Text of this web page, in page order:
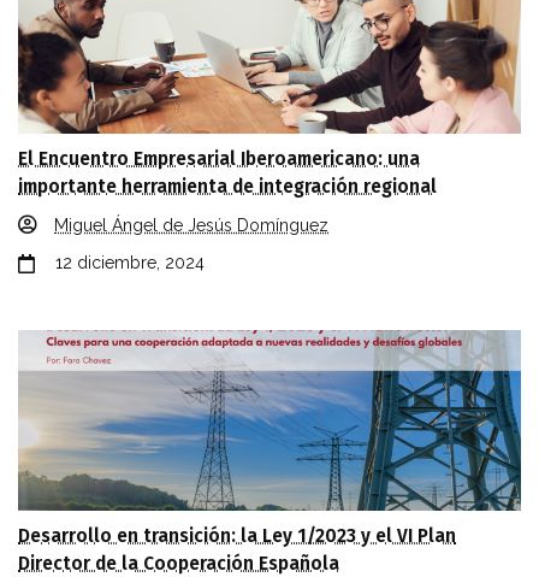
El Encuentro Empresarial Iberoamericano: una
importante herramienta de integración regional
Miguel Ángel de Jesús Domínguez
12 diciembre, 2024
Desarrollo en transición: la Ley 1/2023 y el VI Plan
Director de la Cooperación Española